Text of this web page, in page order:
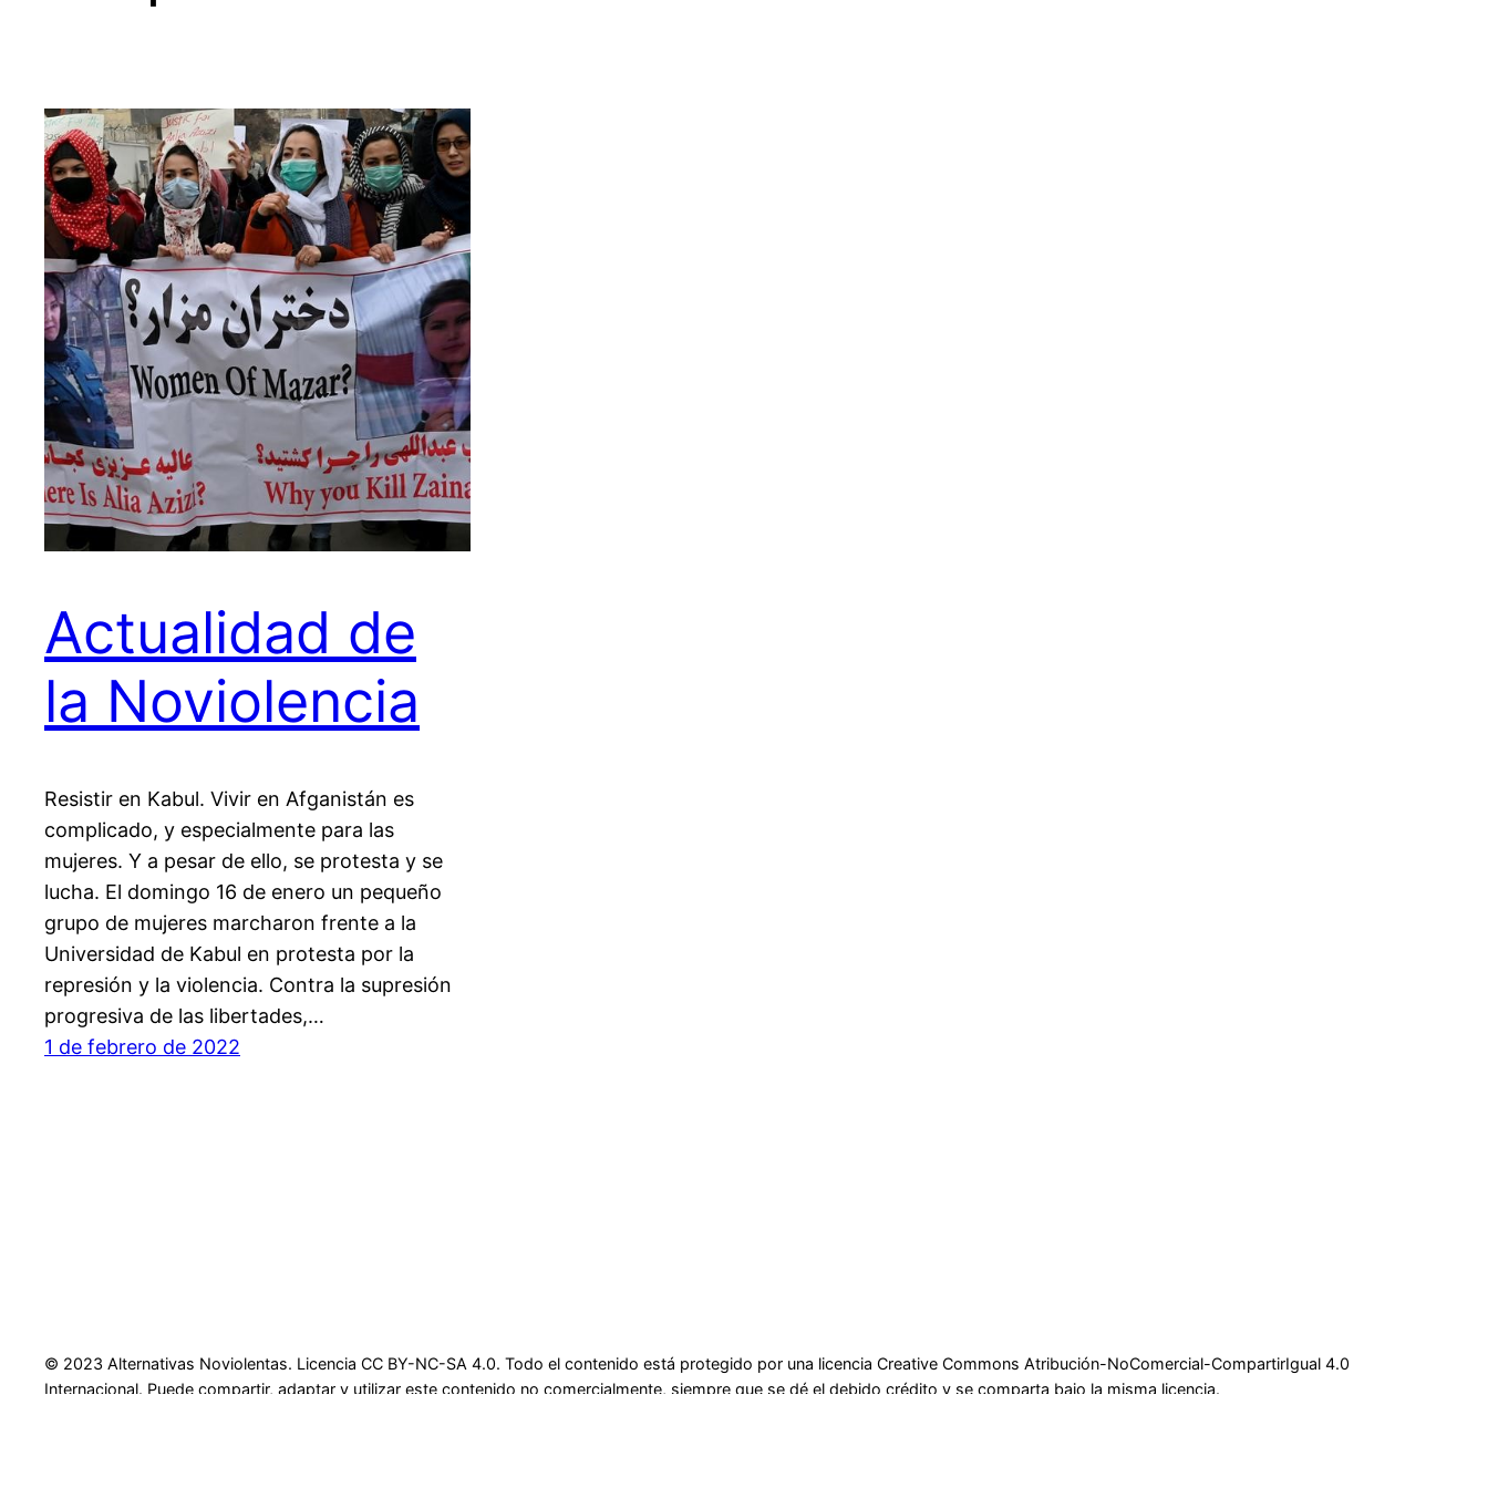
Actualidad de
la Noviolencia
Resistir en Kabul. Vivir en Afganistán es
complicado, y especialmente para las
mujeres. Y a pesar de ello, se protesta y se
lucha. El domingo 16 de enero un pequeño
grupo de mujeres marcharon frente a la
Universidad de Kabul en protesta por la
represión y la violencia. Contra la supresión
progresiva de las libertades,…
1 de febrero de 2022
© 2023 Alternativas Noviolentas. Licencia CC BY-NC-SA 4.0. Todo el contenido está protegido por una licencia Creative Commons Atribución-NoComercial-CompartirIgual 4.0
Internacional. Puede compartir, adaptar y utilizar este contenido no comercialmente, siempre que se dé el debido crédito y se comparta bajo la misma licencia.